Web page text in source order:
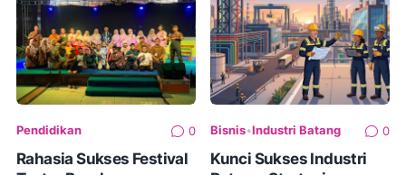
Pendidikan 0
​Rahasia Sukses Festival
Bisnis•Industri Batang 0
Kunci Sukses Industri